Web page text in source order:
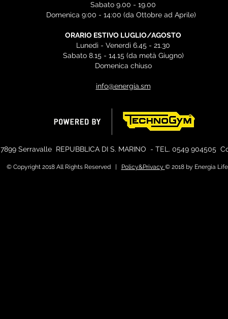
Sabato 9.00 - 19.00
Domenica 9:00 - 14:00 (da Ottobre ad Aprile)
ORARIO ESTIVO LUGLIO/AGOSTO
Lunedì - Venerdì 6.45 - 21.30
Sabato 8.15 - 14.15 (da metà Giugno)
Domenica chiuso
info@energia.sm
Serravalle REPUBBLICA DI S. MARINO - TEL. 0549 904505
© Copyright 2018 All Rights Reserved | Policy&Privacy © 2018 by Energia